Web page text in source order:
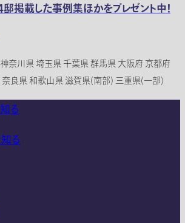
掲載した事例集ほかをプレゼント中！
神奈川県 埼玉県 千葉県 群馬県 大阪府 京都府
良県 和歌山県 滋賀県(南部) 三重県(一部)
る
る